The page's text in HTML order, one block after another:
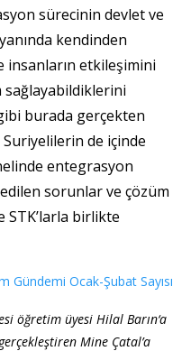
sürecinin devlet ve
kendinden
insanların etkileşimini
burada gerçekten
de içinde
entegrasyon
sorunlar ve çözüm
STK’larla birlikte
Gündemi Ocak-Şubat Sayısı
öğretim üyesi Hilal Barın‘a
Mine Çatal’a